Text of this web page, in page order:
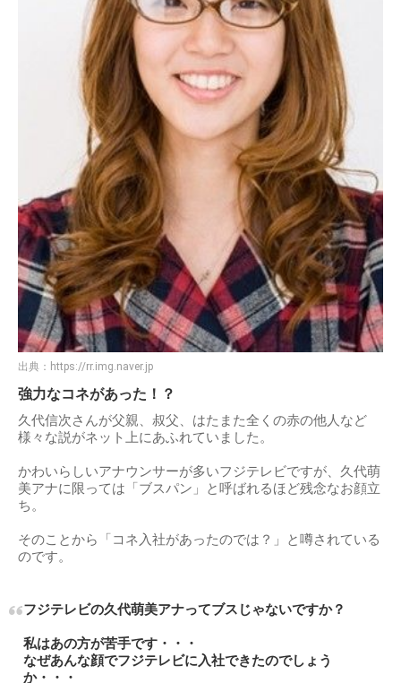
出典： https://rr.img.naver.jp
強力なコネがあった！？
久代信次さんが父親、叔父、はたまた全くの赤の他人など
様々な説がネット上にあふれていました。
かわいらしいアナウンサーが多いフジテレビですが、久代萌
美アナに限っては「ブスパン」と呼ばれるほど残念なお顔立
ち。
そのことから「コネ入社があったのでは？」と噂されている
のです。
フジテレビの久代萌美アナってブスじゃないですか？
私はあの方が苦手です・・・
なぜあんな顔でフジテレビに入社できたのでしょう
か・・・